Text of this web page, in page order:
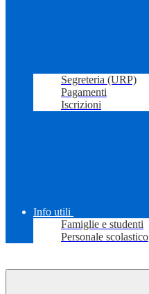
Segreteria (URP)
Pagamenti
Iscrizioni
Info utili
Famiglie e studenti
Personale scolastico